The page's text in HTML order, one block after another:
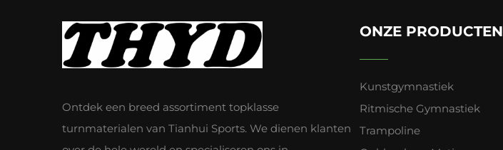
Ontdek een breed assortiment topklasse
turnmaterialen van Tianhui Sports. We dienen klanten
ONZE PRODUCTEN
Kunstgymnastiek
Ritmische Gymnastiek
Trampoline